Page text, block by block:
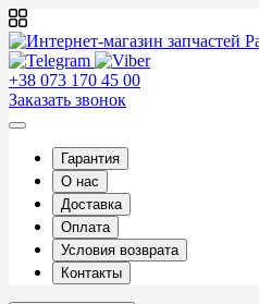
+38 073 170 45 00
Заказать звонок
Гарантия
О нас
Доставка
Оплата
Условия возврата
Контакты